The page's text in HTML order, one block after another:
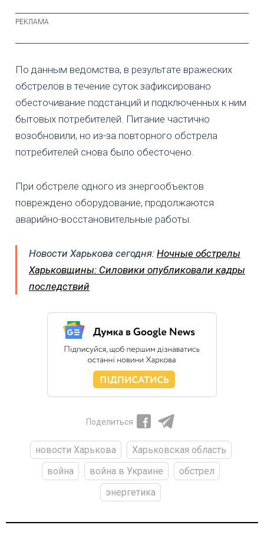
По данным ведомства, в результате вражеских
обстрелов в течение суток зафиксировано
обесточивание подстанций и подключенных к ним
бытовых потребителей. Питание частично
возобновили, но из-за повторного обстрела
потребителей снова было обесточено.
При обстреле одного из энергообъектов
повреждено оборудование, продолжаются
аварийно-восстановительные работы.
Новости Харькова сегодня: Ночные обстрелы
Харьковщины: Силовики опубликовали кадры
последствий
Поделиться
новости Харькова
Харьковская область
война
война в Украине
обстрел
энергетика